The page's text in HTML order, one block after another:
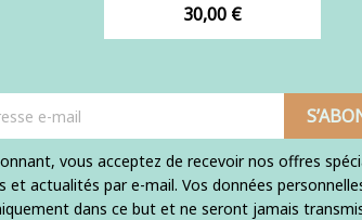
Prix
30,00 €
vous acceptez de recevoir nos offres
et actualités par e-mail. Vos données
dans ce but et ne seront jamais